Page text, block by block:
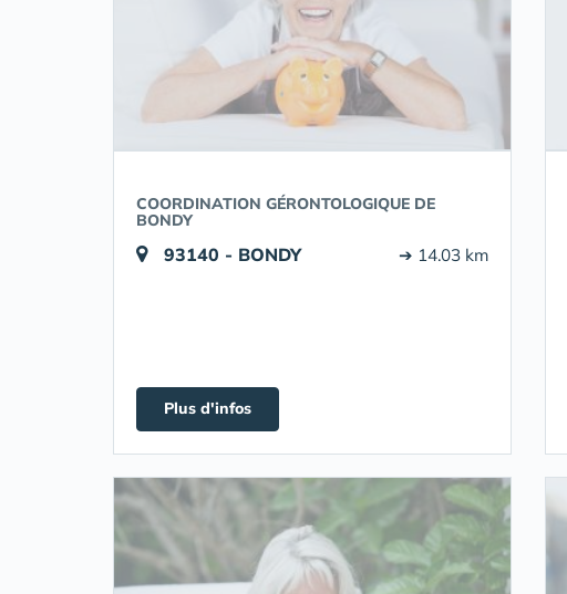
COORDINATION GÉRONTOLOGIQUE DE
BONDY
93140 - BONDY ➔ 14.03 km
Plus d'infos